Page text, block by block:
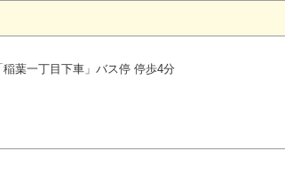
葉一丁目下車」バス停 停歩4分